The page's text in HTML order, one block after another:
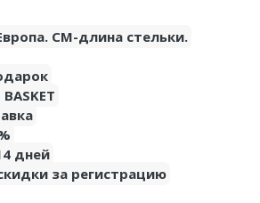
CM-длина стельки.
дней
за регистрацию